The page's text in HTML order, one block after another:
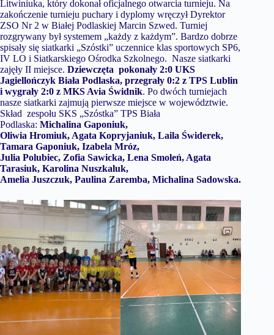
Litwiniuka, który dokonał oficjalnego otwarcia turnieju. Na
zakończenie turnieju puchary i dyplomy wręczył Dyrektor
ZSO Nr 2 w Białej Podlaskiej Marcin Szwed. Turniej
rozgrywany był systemem „każdy z każdym”. Bardzo dobrze
spisały się siatkarki „Szóstki” uczennice klas sportowych SP6,
IV LO i Siatkarskiego Ośrodka Szkolnego. Nasze siatkarki
zajęły II miejsce. Dziewczęta pokonały 2:0 UKS
Jagiellończyk Biała Podlaska, przegrały 0:2 z TPS Lublin
i wygrały 2:0 z MKS Avia Świdnik. Po dwóch turniejach
nasze siatkarki zajmują pierwsze miejsce w województwie.
Skład zespołu SKS „Szóstka” TPS Biała
Podlaska: Michalina Gaponiuk,
Oliwia Hromiuk, Agata Kopryjaniuk, Laila Świderek,
Tamara Gaponiuk, Izabela Mróz,
Julia Polubiec, Zofia Sawicka, Lena Smoleń, Agata
Tarasiuk, Karolina Nuszkaluk,
Amelia Juszczuk, Paulina Zaremba, Michalina Sadowska.